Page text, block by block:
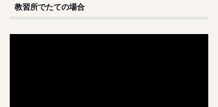
教習所でたての場合